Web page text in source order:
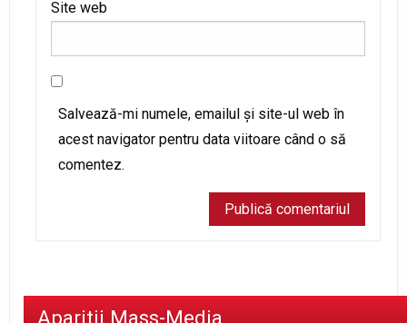
Site web
Salvează-mi numele, emailul și site-ul web în
acest navigator pentru data viitoare când o să
comentez.
Aparitii Mass-Media